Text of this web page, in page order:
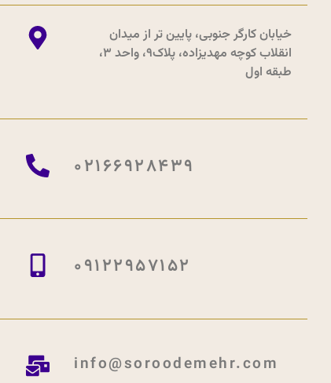
خیابان کارگر جنوبی، پایین تر از میدان
انقلاب کوچه مهدیزاده، پلاک9، واحد 3،
طبقه اول
02166928439
09122957152
info@soroodemehr.com